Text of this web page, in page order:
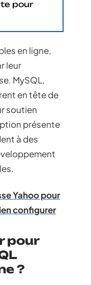
pour
en ligne,
leur
MySQL,
en tête de
soutien
présente
à des
Yahoo pour
configurer
pour
?